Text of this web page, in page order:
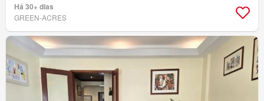
Há 30+ dias
GREEN-ACRES